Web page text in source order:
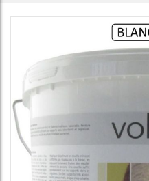
images
gallery